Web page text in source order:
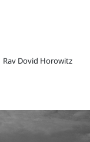
Rav Dovid Horowitz